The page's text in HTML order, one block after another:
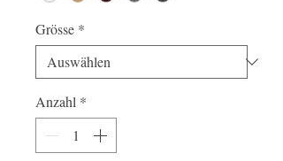
Grösse *
Anzahl *